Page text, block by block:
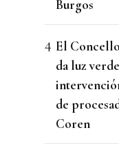
Burgos
El
da luz
de
Coren